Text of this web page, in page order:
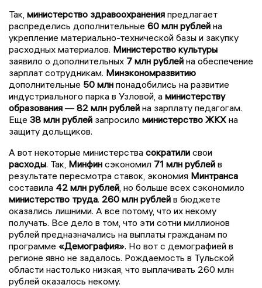
Так, министерство здравоохранения предлагает
распределись дополнительные 60 млн рублей на
укрепление материально-технической базы и закупку
расходных материалов. Министерство культуры
заявило о дополнительных 7 млн рублей на обеспечение
зарплат сотрудникам. Минэкономразвитию
дополнительные 50 млн понадобились на развитие
индустриального парка в Узловой, а министерству
образования — 82 млн рублей на зарплату педагогам.
Еще 38 млн рублей запросило министерство ЖКХ на
защиту дольщиков.
А вот некоторые министерства сократили свои
расходы. Так, Минфин сэкономил 71 млн рублей в
результате пересмотра ставок, экономия Минтранса
составила 42 млн рублей, но больше всех сэкономило
министерство труда. 260 млн рублей в бюджете
оказались лишними. А все потому, что их некому
получать. Все дело в том, что эти сотни миллионов
рублей предназначались на выплаты гражданам по
программе «Демография». Но вот с демографией в
регионе явно не задалось. Рождаемость в Тульской
области настолько низкая, что выплачивать 260 млн
рублей оказалось некому.